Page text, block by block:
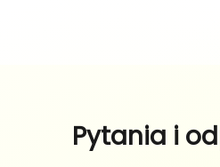
Pytania i